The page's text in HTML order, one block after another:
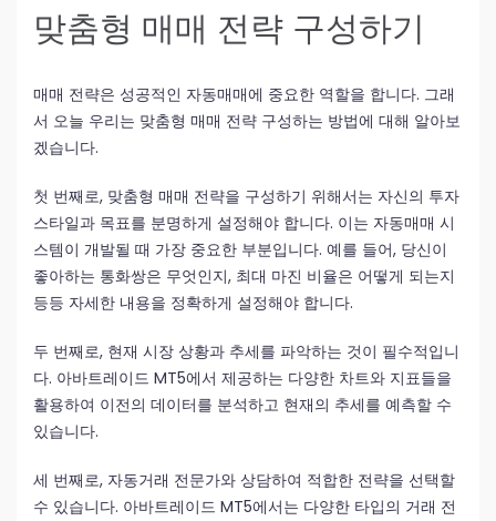
맞춤형 매매 전략 구성하기
매매 전략은 성공적인 자동매매에 중요한 역할을 합니다. 그래
서 오늘 우리는 맞춤형 매매 전략 구성하는 방법에 대해 알아보
겠습니다.
첫 번째로, 맞춤형 매매 전략을 구성하기 위해서는 자신의 투자
스타일과 목표를 분명하게 설정해야 합니다. 이는 자동매매 시
스템이 개발될 때 가장 중요한 부분입니다. 예를 들어, 당신이
좋아하는 통화쌍은 무엇인지, 최대 마진 비율은 어떻게 되는지
등등 자세한 내용을 정확하게 설정해야 합니다.
두 번째로, 현재 시장 상황과 추세를 파악하는 것이 필수적입니
다. 아바트레이드 MT5에서 제공하는 다양한 차트와 지표들을
활용하여 이전의 데이터를 분석하고 현재의 추세를 예측할 수
있습니다.
세 번째로, 자동거래 전문가와 상담하여 적합한 전략을 선택할
수 있습니다. 아바트레이드 MT5에서는 다양한 타입의 거래 전